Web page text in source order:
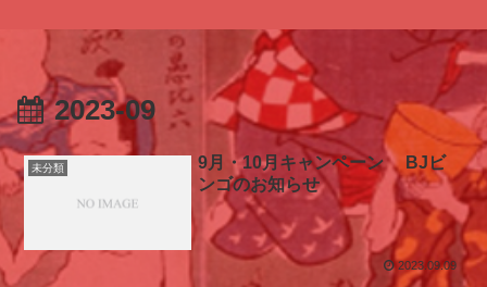
2023-09
未分類
9月・10月キャンペーン BJビ
ンゴのお知らせ
2023.09.09